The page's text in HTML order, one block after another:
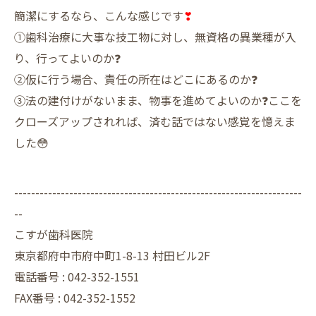
簡潔にするなら、こんな感じです❣
①歯科治療に大事な技工物に対し、無資格の異業種が入
り、行ってよいのか❓
②仮に行う場合、責任の所在はどこにあるのか❓
③法の建付けがないまま、物事を進めてよいのか❓ここを
クローズアップされれば、済む話ではない感覚を憶えま
した😳
--------------------------------------------------------------------
--
こすが歯科医院
東京都府中市府中町1-8-13 村田ビル2F
電話番号 : 042-352-1551
FAX番号 : 042-352-1552